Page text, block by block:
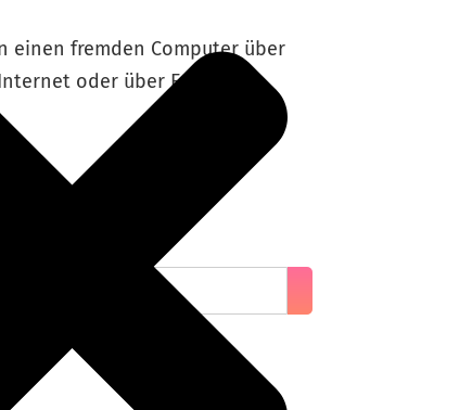
einen fremden Computer über
oder über E-Mails